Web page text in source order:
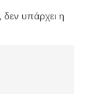
υπάρχει η